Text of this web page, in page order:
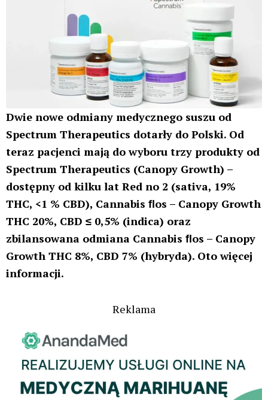
Dwie nowe odmiany medycznego suszu od
Spectrum Therapeutics dotarły do Polski. Od
teraz pacjenci mają do wyboru trzy produkty od
Spectrum Therapeutics (Canopy Growth) –
dostępny od kilku lat Red no 2 (sativa, 19%
THC, <1 % CBD), Cannabis ﬂos – Canopy Growth
THC 20%, CBD ≤ 0,5% (indica) oraz
zbilansowana odmiana Cannabis ﬂos – Canopy
Growth THC 8%, CBD 7% (hybryda). Oto więcej
informacji.
Reklama